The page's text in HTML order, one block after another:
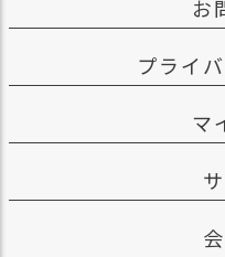
お
プライ
マ